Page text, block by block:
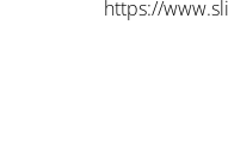
https://